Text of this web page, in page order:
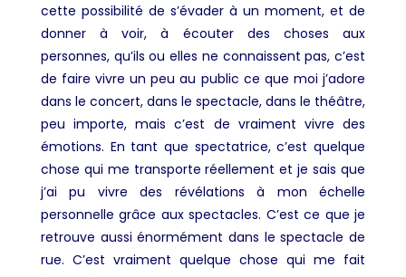
cette possibilité de s’évader à un moment, et de
donner à voir, à écouter des choses aux
personnes, qu’ils ou elles ne connaissent pas, c’est
de faire vivre un peu au public ce que moi j’adore
dans le concert, dans le spectacle, dans le théâtre,
peu importe, mais c’est de vraiment vivre des
émotions. En tant que spectatrice, c’est quelque
chose qui me transporte réellement et je sais que
j’ai pu vivre des révélations à mon échelle
personnelle grâce aux spectacles. C’est ce que je
retrouve aussi énormément dans le spectacle de
rue. C’est vraiment quelque chose qui me fait